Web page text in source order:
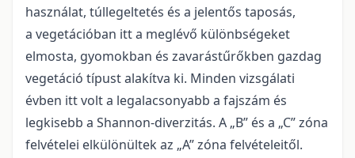
használat, túllegeltetés és a jelentős taposás,
a vegetációban itt a meglévő különbségeket
elmosta, gyomokban és zavarástűrőkben gazdag
vegetáció típust alakítva ki. Minden vizsgálati
évben itt volt a legalacsonyabb a fajszám és
legkisebb a Shannon-diverzitás. A „B” és a „C” zóna
felvételei elkülönültek az „A” zóna felvételeitől.